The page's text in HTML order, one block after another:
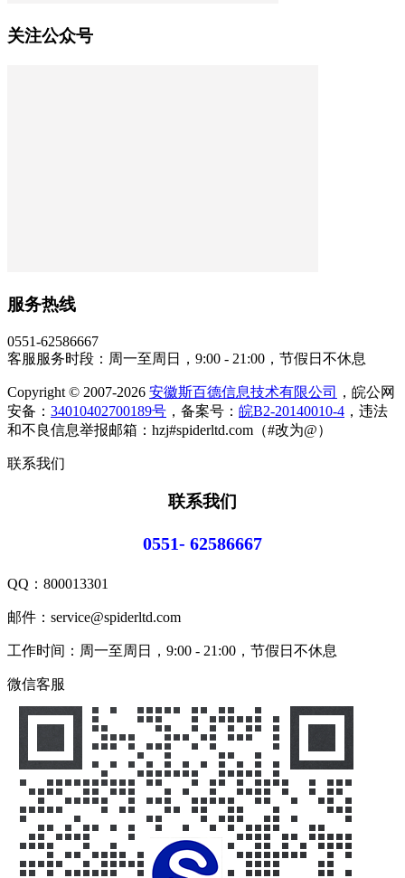
关注公众号
服务热线
0551-62586667
客服服务时段：周一至周日，9:00 - 21:00，节假日不休息
Copyright © 2007-2026 安徽斯百德信息技术有限公司
，皖公网
安备： 34010402700189号 ，备案号： 皖B2-20140010-4 ，违法
和不良信息举报邮箱：hzj#spiderltd.com（#改为@）
联系我们
联系我们
0551- 62586667
QQ： 800013301
邮件：service@spiderltd.com
工作时间：周一至周日，9:00 - 21:00，节假日不休息
微信客服